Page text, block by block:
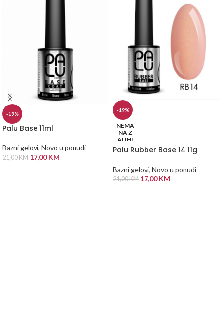
-19%
Palu Base 11ml
Bazni gelovi, Novo u ponudi
21,00KM 17,00KM
-19%
NEMA
NA Z
ALIHI
Palu Rubber Base 14 11g
Bazni gelovi, Novo u ponudi
21,00KM 17,00KM